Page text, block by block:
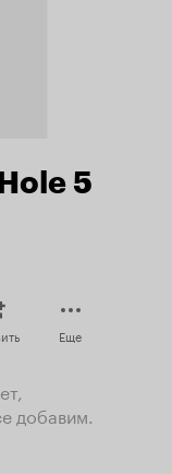
5
Еще
добавим.